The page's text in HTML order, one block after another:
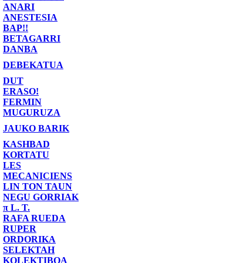
ANARI
ANESTESIA
BAP!!
BETAGARRI
DANBA
DEBEKATUA
DUT
ERASO!
FERMIN
MUGURUZA
JAUKO BARIK
KASHBAD
KORTATU
LES
MECANICIENS
LIN TON TAUN
NEGU GORRIAK
π L. T.
RAFA RUEDA
RUPER
ORDORIKA
SELEKTAH
KOLEKTIBOA